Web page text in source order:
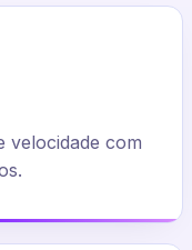
velocidade com